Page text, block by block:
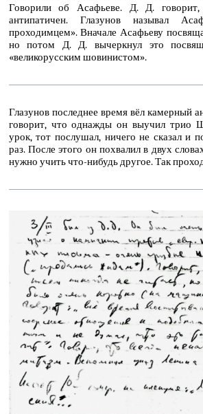
Говорили об Асафьеве. Д. Д.
антипатичен. Глазунов называл
проходимцем». Вначале Асафьеву
но потом Д. Д. вычеркнул это
«великорусским шовинистом».
Глазунов последнее время вёл камерный
говорит, что однажды он выучил трио
урок, тот послушал, ничего не сказал и
раз. После этого он похвалил в двух
нужно учить что-нибудь другое. Так